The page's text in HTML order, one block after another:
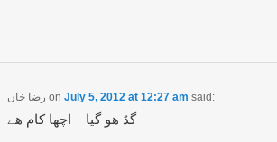
رضا خاں onJuly 5, 2012 at 12:27 am said:
گڈ ھو گیا – اچھا کام ھے